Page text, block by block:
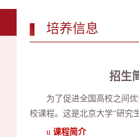
培养信息
招生
为了促进全国高校之间
校课程。这是北京大学“研究
u 课程简介